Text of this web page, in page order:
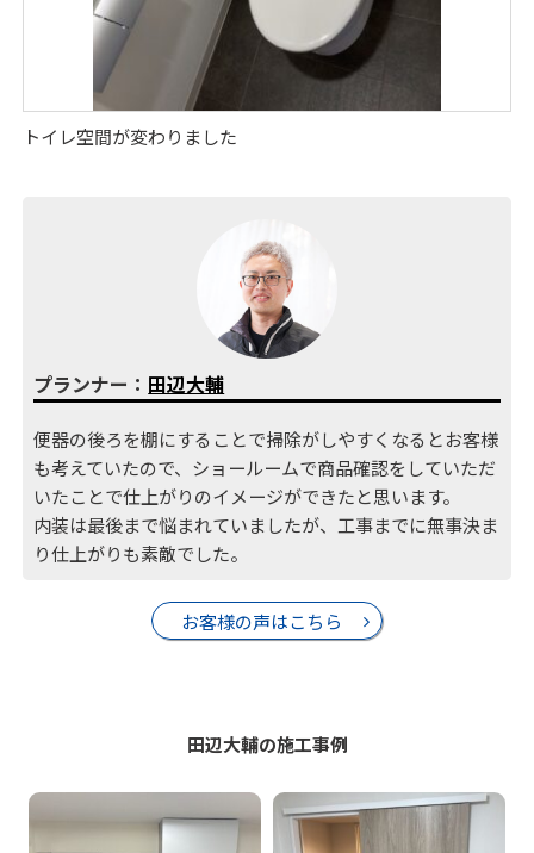
トイレ空間が変わりました
プランナー： 田辺大輔
便器の後ろを棚にすることで掃除がしやすくなるとお客様
も考えていたので、ショールームで商品確認をしていただ
いたことで仕上がりのイメージができたと思います。
内装は最後まで悩まれていましたが、工事までに無事決ま
り仕上がりも素敵でした。
お客様の声はこちら
田辺大輔の施工事例